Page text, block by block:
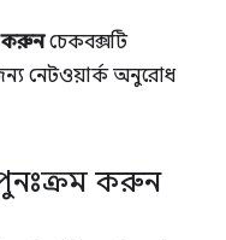
করুনচেকবক্সটি
নেটওয়ার্ক অনুরোধ
পুনঃক্রম করুন